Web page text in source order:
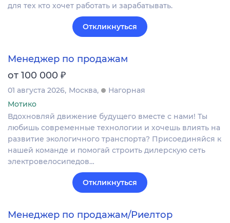
для тех кто хочет работать и зарабатывать.
Откликнуться
Менеджер по продажам
от 100 000 ₽
01 августа 2026 Москва
Нагорная
Мотико
Вдохновляй движение будущего вместе с нами! Ты
любишь современные технологии и хочешь влиять на
развитие экологичного транспорта? Присоединяйся к
нашей команде и помогай строить дилерскую сеть
электровелосипедов…
Откликнуться
Менеджер по продажам/Риелтор